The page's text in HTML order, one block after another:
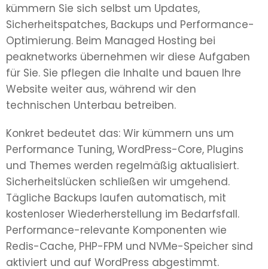
kümmern Sie sich selbst um Updates,
Sicherheitspatches, Backups und Performance-
Optimierung. Beim Managed Hosting bei
peaknetworks übernehmen wir diese Aufgaben
für Sie. Sie pflegen die Inhalte und bauen Ihre
Website weiter aus, während wir den
technischen Unterbau betreiben.
Konkret bedeutet das: Wir kümmern uns um
Performance Tuning, WordPress-Core, Plugins
und Themes werden regelmäßig aktualisiert.
Sicherheitslücken schließen wir umgehend.
Tägliche Backups laufen automatisch, mit
kostenloser Wiederherstellung im Bedarfsfall.
Performance-relevante Komponenten wie
Redis-Cache, PHP-FPM und NVMe-Speicher sind
aktiviert und auf WordPress abgestimmt.